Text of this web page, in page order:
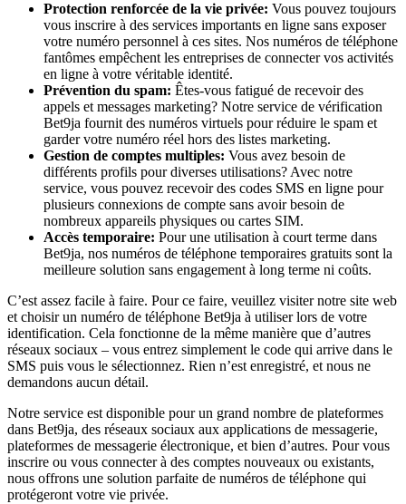
Protection renforcée de la vie privée: Vous pouvez toujours
vous inscrire à des services importants en ligne sans exposer
votre numéro personnel à ces sites. Nos numéros de téléphone
fantômes empêchent les entreprises de connecter vos activités
en ligne à votre véritable identité.
Prévention du spam: Êtes-vous fatigué de recevoir des
appels et messages marketing? Notre service de vérification
Bet9ja fournit des numéros virtuels pour réduire le spam et
garder votre numéro réel hors des listes marketing.
Gestion de comptes multiples: Vous avez besoin de
différents profils pour diverses utilisations? Avec notre
service, vous pouvez recevoir des codes SMS en ligne pour
plusieurs connexions de compte sans avoir besoin de
nombreux appareils physiques ou cartes SIM.
Accès temporaire: Pour une utilisation à court terme dans
Bet9ja, nos numéros de téléphone temporaires gratuits sont la
meilleure solution sans engagement à long terme ni coûts.
C’est assez facile à faire. Pour ce faire, veuillez visiter notre site web
et choisir un numéro de téléphone Bet9ja à utiliser lors de votre
identification. Cela fonctionne de la même manière que d’autres
réseaux sociaux – vous entrez simplement le code qui arrive dans le
SMS puis vous le sélectionnez. Rien n’est enregistré, et nous ne
demandons aucun détail.
Notre service est disponible pour un grand nombre de plateformes
dans Bet9ja, des réseaux sociaux aux applications de messagerie,
plateformes de messagerie électronique, et bien d’autres. Pour vous
inscrire ou vous connecter à des comptes nouveaux ou existants,
nous offrons une solution parfaite de numéros de téléphone qui
protégeront votre vie privée.